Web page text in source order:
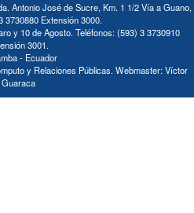
Antonio José de Sucre, Km. 1 1/2 Vía a Guano,
3730880 Extensión 3000.
y 10 de Agosto. Teléfonos: (593) 3 3730910
3001.
- Ecuador
y Relaciones Públicas. Webmaster: Víctor
Guaraca